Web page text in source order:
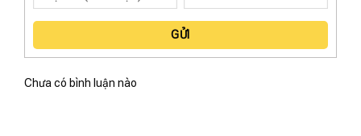
GỬI
Chưa có bình luận nào